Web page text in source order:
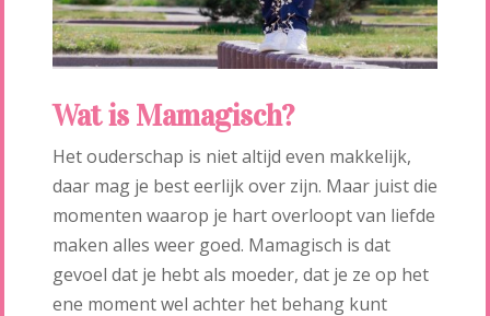
Wat is Mamagisch?
Het ouderschap is niet altijd even makkelijk,
daar mag je best eerlijk over zijn. Maar juist die
momenten waarop je hart overloopt van liefde
maken alles weer goed. Mamagisch is dat
gevoel dat je hebt als moeder, dat je ze op het
ene moment wel achter het behang kunt